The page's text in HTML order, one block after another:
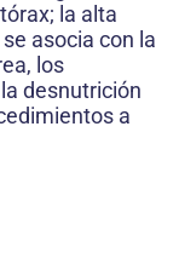
la alta
asocia con la
los
desnutrición
a